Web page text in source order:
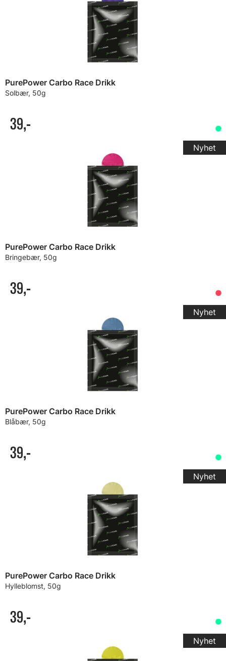
PurePower Carbo Race Drikk
Solbær, 50g
39,-
PurePower Carbo Race Drikk
Bringebær, 50g
39,-
PurePower Carbo Race Drikk
Blåbær, 50g
39,-
PurePower Carbo Race Drikk
Hylleblomst, 50g
39,-